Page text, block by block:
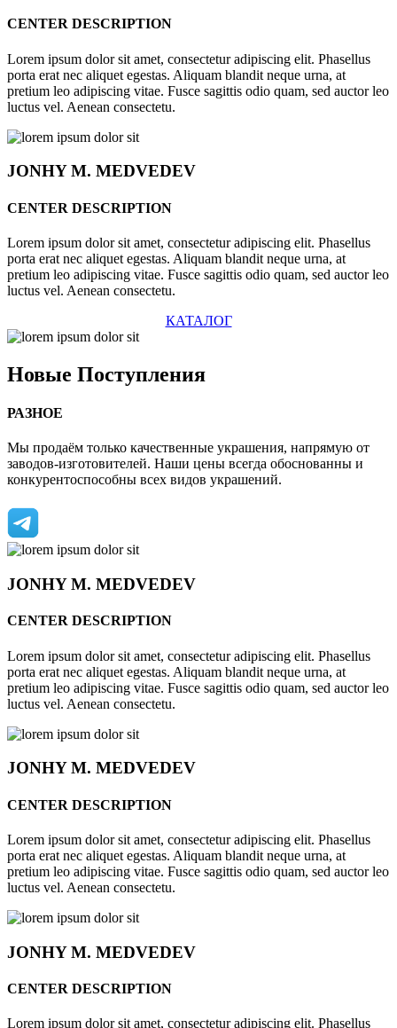
CENTER DESCRIPTION
Lorem ipsum dolor sit amet, consectetur adipiscing elit. Phasellus
porta erat nec aliquet egestas. Aliquam blandit neque urna, at
pretium leo adipiscing vitae. Fusce sagittis odio quam, sed auctor leo
luctus vel. Aenean consectetu.
JONHYM. MEDVEDEV
CENTER DESCRIPTION
Lorem ipsum dolor sit amet, consectetur adipiscing elit. Phasellus
porta erat nec aliquet egestas. Aliquam blandit neque urna, at
pretium leo adipiscing vitae. Fusce sagittis odio quam, sed auctor leo
luctus vel. Aenean consectetu.
КАТАЛОГ
Новые Поступления
РАЗНОЕ
Мы продаём только качественные украшения, напрямую от
заводов-изготовителей. Наши цены всегда обоснованны и
конкурентоспособны всех видов украшений.
JONHYM. MEDVEDEV
CENTER DESCRIPTION
Lorem ipsum dolor sit amet, consectetur adipiscing elit. Phasellus
porta erat nec aliquet egestas. Aliquam blandit neque urna, at
pretium leo adipiscing vitae. Fusce sagittis odio quam, sed auctor leo
luctus vel. Aenean consectetu.
JONHYM. MEDVEDEV
CENTER DESCRIPTION
Lorem ipsum dolor sit amet, consectetur adipiscing elit. Phasellus
porta erat nec aliquet egestas. Aliquam blandit neque urna, at
pretium leo adipiscing vitae. Fusce sagittis odio quam, sed auctor leo
luctus vel. Aenean consectetu.
JONHYM. MEDVEDEV
CENTER DESCRIPTION
Lorem ipsum dolor sit amet, consectetur adipiscing elit. Phasellus